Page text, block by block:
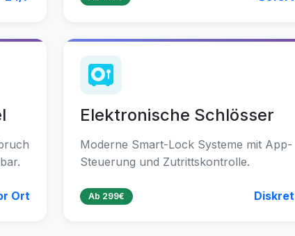
Ort
Elektronische Schlösser
Moderne Smart-Lock Systeme mit App-
Steuerung und Zutrittskontrolle.
Ab 299€ Diskret